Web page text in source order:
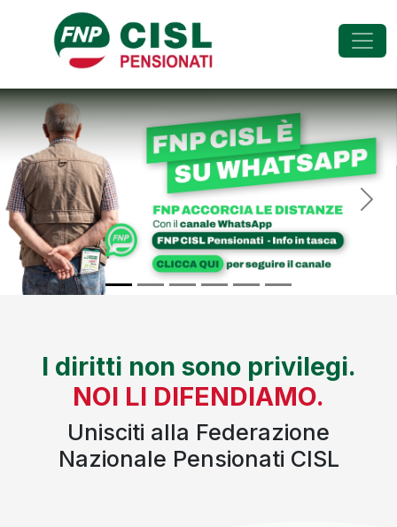
FNP - Federazione
Previous Next
I diritti non sono privilegi.
NOI LI DIFENDIAMO.
Unisciti alla Federazione
Nazionale Pensionati CISL